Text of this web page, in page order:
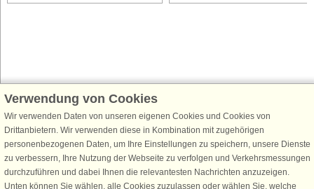
Schließen Sie sich 100.000 Ferienhaus-Fans an
Erhalten Sie einenWillkommensgutschein von 25 € für Ihren nächsten
Ferienhausurlaub - melden Sie sich einfach für den DanCenter Newsletter
an. Verpassen Sie nie wieder exklusive Angebote, Gewinnspiele und
Urlaubstipps!
Verwendung von Cookies
Wir verwenden Daten von unseren eigenen Cookies und Cookies von
Drittanbietern. Wir verwenden diese in Kombination mit zugehörigen
personenbezogenen Daten, um Ihre Einstellungen zu speichern, unsere Dienste
zu verbessern, Ihre Nutzung der Webseite zu verfolgen und Verkehrsmessungen
durchzuführen und dabei Ihnen die relevantesten Nachrichten anzuzeigen.
Unten können Sie wählen, alle Cookies zuzulassen oder wählen Sie, welche